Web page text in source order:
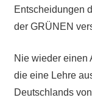
Entscheidungen
der GRÜNEN
Nie wieder einen
die eine Lehre
Deutschlands